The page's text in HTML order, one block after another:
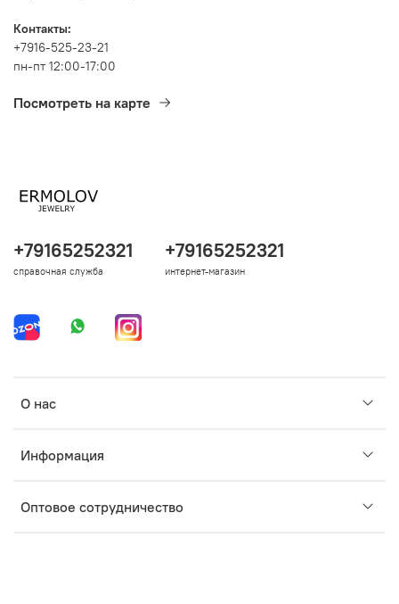
Контакты:
+7916-525-23-21
пн-пт 12:00-17:00
Посмотреть на карте
О нас
Информация
Оптовое сотрудничество
+79165252321
справочная служба
+79165252321
интернет-магазин